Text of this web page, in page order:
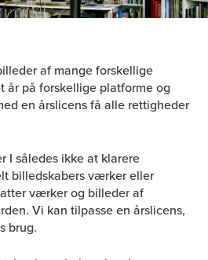
af mange forskellige
år på forskellige platforme og
en årslicens få alle rettigheder
I således ikke at klarere
billedskabers værker eller
værker og billeder af
Vi kan tilpasse en årslicens,
brug.